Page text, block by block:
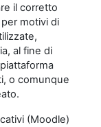
il corretto
motivi di
al fine di
o comunque
(Moodle)